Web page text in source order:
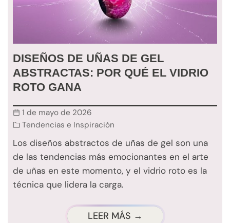
DISEÑOS DE UÑAS DE GEL
ABSTRACTAS: POR QUÉ EL VIDRIO
ROTO GANA
1 de mayo de 2026
Tendencias e Inspiración
Los diseños abstractos de uñas de gel son una
de las tendencias más emocionantes en el arte
de uñas en este momento, y el vidrio roto es la
técnica que lidera la carga.
LEER MÁS →